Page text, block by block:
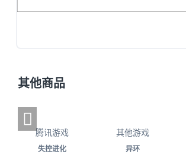
其他商品
腾讯游戏
失控进化
其他游戏
异环